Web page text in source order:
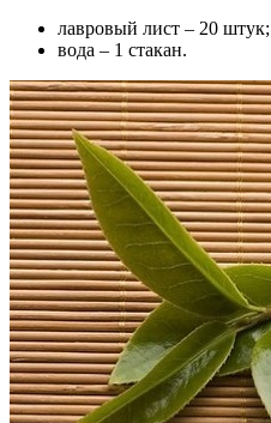
лавровый лист – 20 штук;
вода – 1 стакан.